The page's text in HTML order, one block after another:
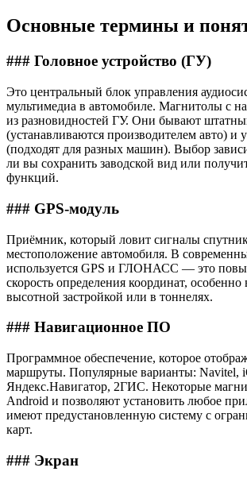
Основные термины и
### Головное устройство (ГУ)
Это центральный блок управления
мультимедиа в автомобиле. Магнитолы с
из разновидностей ГУ. Они бывают
(устанавливаются производителем авто) и
(подходят для разных машин). Выбор
ли вы сохранить заводской вид или
функций.
### GPS-модуль
Приёмник, который ловит сигналы
местоположение автомобиля. В
используется GPS и ГЛОНАСС — это
скорость определения координат, особенно
высотной застройкой или в тоннелях.
### Навигационное ПО
Программное обеспечение, которое
маршруты. Популярные варианты: Navitel,
Яндекс.Навигатор, 2ГИС. Некоторые
Android и позволяют установить любое
имеют предустановленную систему с
карт.
### Экран